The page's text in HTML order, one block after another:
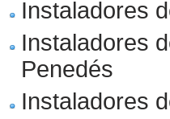
Instaladores
Instaladores
Penedés
Instaladores